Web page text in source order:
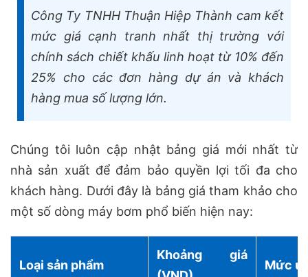
Công Ty TNHH Thuận Hiệp Thành cam kết
mức giá cạnh tranh nhất thị trường với
chính sách chiết khấu linh hoạt từ 10% đến
25% cho các đơn hàng dự án và khách
hàng mua số lượng lớn.
Chúng tôi luôn cập nhật bảng giá mới nhất từ
nhà sản xuất để đảm bảo quyền lợi tối đa cho
khách hàng. Dưới đây là bảng giá tham khảo cho
một số dòng máy bơm phổ biến hiện nay:
Loại sản phẩm
Khoảng giá
Mức